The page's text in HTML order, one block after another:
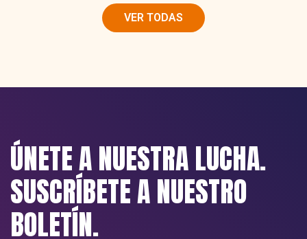
VER TODAS
ÚNETE A NUESTRA LUCHA.
SUSCRÍBETE A NUESTRO
BOLETÍN.